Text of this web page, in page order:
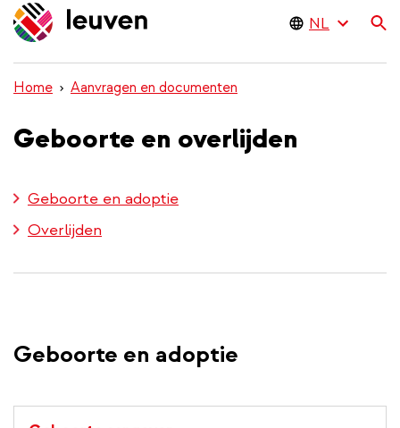
en
naar
inhoud
gaan
Home Aanvragen en documenten
Geboorte en overlijden
Geboorte en adoptie
Overlijden
Geboorte en adoptie